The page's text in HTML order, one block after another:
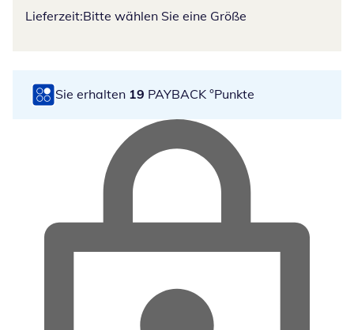
Lieferzeit:Bitte wählen Sie eine Größe
Sie erhalten 19 PAYBACK °Punkte